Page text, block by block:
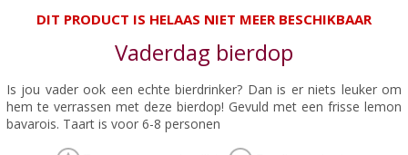
DIT PRODUCT IS HELAAS NIET MEER BESCHIKBAAR
Vaderdag bierdop
Is jou vader ook een echte bierdrinker? Dan is er niets leuker om
hem te verrassen met deze bierdop! Gevuld met een frisse lemon
bavarois. Taart is voor 6-8 personen